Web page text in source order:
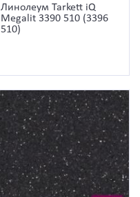
Линолеум Tarkett iQ
Megalit 3390 510 (3396
510)